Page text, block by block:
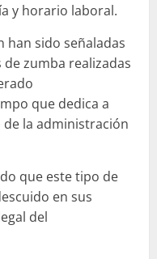
y horario laboral.
han sido señaladas
zumba realizadas
que dedica a
la administración
que este tipo de
en sus
del